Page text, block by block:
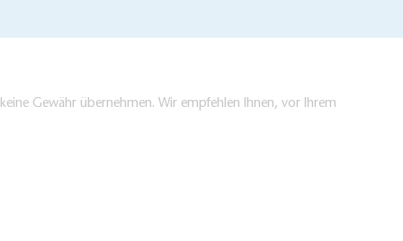
Gewähr übernehmen. Wir empfehlen Ihnen, vor Ihrem